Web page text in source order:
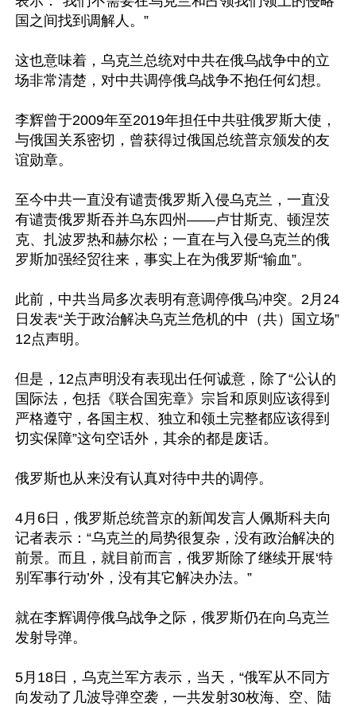
国之间找到调解人。”
这也意味着，乌克兰总统对中共在俄乌战争中的立
场非常清楚，对中共调停俄乌战争不抱任何幻想。
李辉曾于2009年至2019年担任中共驻俄罗斯大使，
与俄国关系密切，曾获得过俄国总统普京颁发的友
谊勋章。
至今中共一直没有谴责俄罗斯入侵乌克兰，一直没
有谴责俄罗斯吞并乌东四州——卢甘斯克、顿涅茨
克、扎波罗热和赫尔松；一直在与入侵乌克兰的俄
罗斯加强经贸往来，事实上在为俄罗斯“输血”。
此前，中共当局多次表明有意调停俄乌冲突。2月24
日发表“关于政治解决乌克兰危机的中（共）国立场”
12点声明。
但是，12点声明没有表现出任何诚意，除了“公认的
国际法，包括《联合国宪章》宗旨和原则应该得到
严格遵守，各国主权、独立和领土完整都应该得到
切实保障”这句空话外，其余的都是废话。
俄罗斯也从来没有认真对待中共的调停。
4月6日，俄罗斯总统普京的新闻发言人佩斯科夫向
记者表示：“乌克兰的局势很复杂，没有政治解决的
前景。而且，就目前而言，俄罗斯除了继续开展‘特
别军事行动’外，没有其它解决办法。”
就在李辉调停俄乌战争之际，俄罗斯仍在向乌克兰
发射导弹。
5月18日，乌克兰军方表示，当天，“俄军从不同方
向发动了几波导弹空袭，一共发射30枚海、空、陆